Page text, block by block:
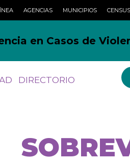
AGENCIAS MUNICIPIOS
en Casos de
DIRECTORIO